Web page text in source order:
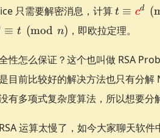
只需要解密消息，计算t \equiv
{c}^d
{n}}
t ≡ cd (
≡ t (mod n) ，即欧拉定理。
性怎么保证？这个也叫做 RSA
目前比较好的解决方法也只有分
有多项式复杂度算法，所以想要分
运算太慢了，如今大家聊天软